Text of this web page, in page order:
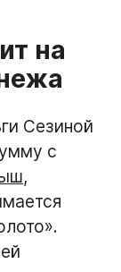
на
Сезиной
с
,